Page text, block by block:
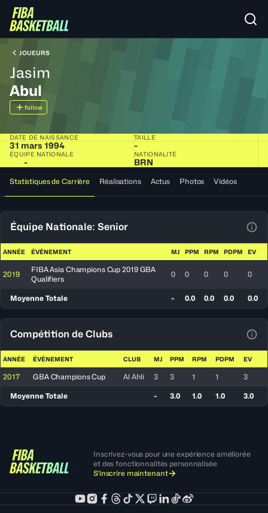
JOUEURS
Jasim
Abul
follow
DATE DE NAISSANCE
31 mars 1994
TAILLE
-
ÉQUIPE NATIONALE
-
NATIONALITÉ
BRN
Statistiques de Carrière Réalisations Actus Photos Vidéos
Équipe Nationale: Senior
ANNÉE ÉVÉNEMENT MJ PPM RPM PDPM EV
2019
FIBA Asia Champions Cup 2019 GBA
Qualifiers
0 0 0 0 0
Moyenne Totale - 0.0 0.0 0.0 0.0
Compétition de Clubs
ANNÉE ÉVÉNEMENT CLUB MJ PPM RPM PDPM EV
2017 GBA Champions Cup Al Ahli 3 3 1 1 3
Moyenne Totale - 3.0 1.0 1.0 3.0
Inscrivez-vous pour une expérience améliorée
et des fonctionnalités personnalisée
S'inscrire maintenant